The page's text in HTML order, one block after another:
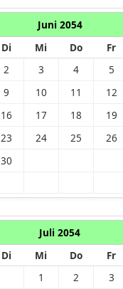
Juni 2054
Di Mi Do Fr
2 3 4 5
9 10 11 12
16 17 18 19
23 24 25 26
30
Juli 2054
Di Mi Do Fr
1 2 3